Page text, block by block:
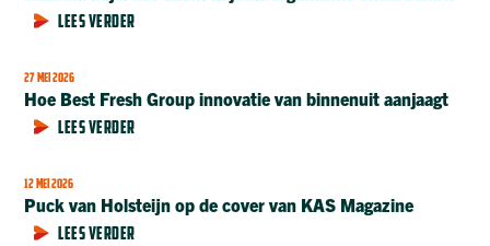
LEES VERDER
27 MEI 2026
Hoe Best Fresh Group innovatie van binnenuit aanjaagt
LEES VERDER
12 MEI 2026
Puck van Holsteijn op de cover van KAS Magazine
LEES VERDER